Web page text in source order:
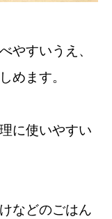
やすいうえ、
めます。
に使いやすい
などのごはん